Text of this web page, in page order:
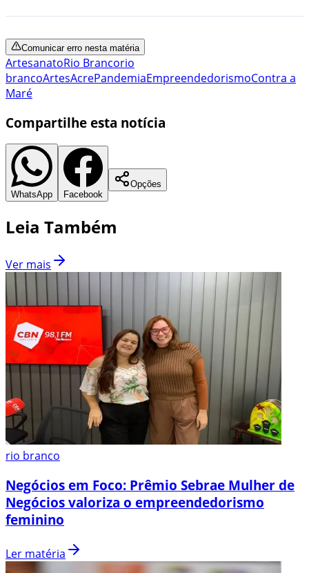
Comunicar erro nesta matéria
ArtesanatoRio Brancorio
brancoArtesAcrePandemiaEmpreendedorismoContra a
Maré
Compartilhe esta notícia
WhatsApp Facebook
Opções
Leia Também
Ver mais
rio branco
Negócios em Foco: Prêmio Sebrae Mulher de
Negócios valoriza o empreendedorismo
feminino
Ler matéria